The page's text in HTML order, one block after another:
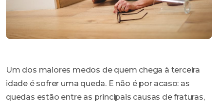
Um dos maiores medos de quem chega à terceira
idade é sofrer uma queda. E não é por acaso: as
quedas estão entre as principais causas de fraturas,